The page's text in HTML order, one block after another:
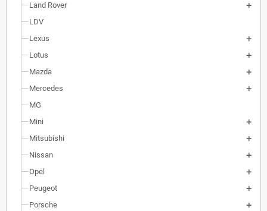
Land Rover
LDV
Lexus
Lotus
Mazda
Mercedes
MG
Mini
Mitsubishi
Nissan
Opel
Peugeot
Porsche